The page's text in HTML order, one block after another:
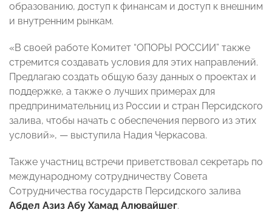
образованию, доступ к финансам и доступ к внешним
и внутренним рынкам.
«В своей работе Комитет “ОПОРЫ РОССИИ” также
стремится создавать условия для этих направлений.
Предлагаю создать общую базу данных о проектах и
поддержке, а также о лучших примерах для
предпринимательниц из России и стран Персидского
залива, чтобы начать с обеспечения первого из этих
условий», — выступила Надия Черкасова.
Также участниц встречи приветствовал секретарь по
международному сотрудничеству Совета
Сотрудничества государств Персидского залива
Абдел Азиз Абу Хамад Алювайшег.